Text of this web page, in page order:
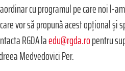
cu programul pe care noi l-
vor să propună acest opțional și
RGDA laedu@rgda.ropentru
Medvedovici Per.